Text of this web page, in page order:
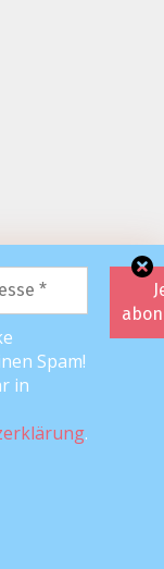
Spam!
in
.